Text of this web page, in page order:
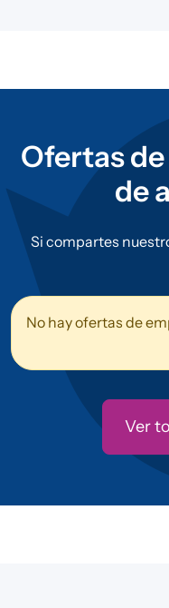
Ofertas
de
Si compartes
No hay ofertas de
Ver